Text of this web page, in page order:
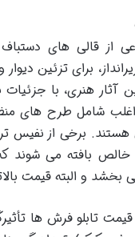
از قالی های
برای تزئین
آثار هنری، با
شامل طرح های
هستند. برخی از نفیس
خالص بافته می
و البته قیمت
تابلو فرش ها